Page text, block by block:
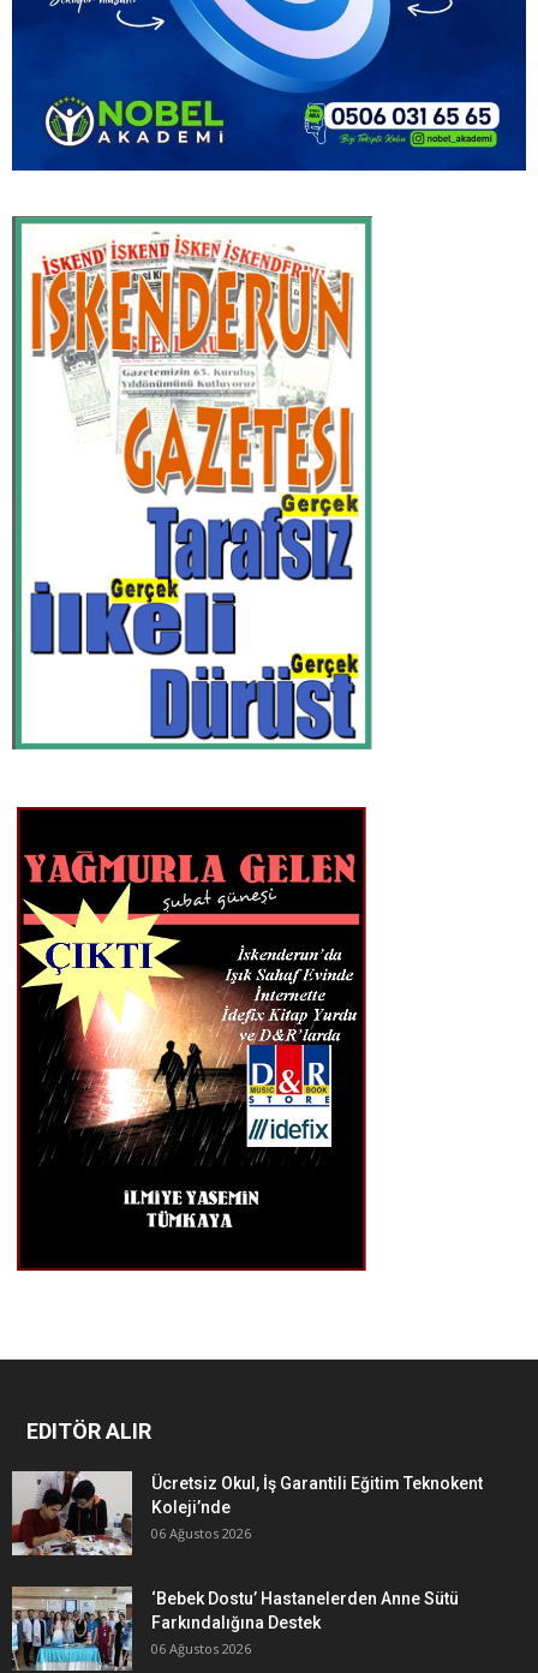
EDITÖR ALIR
Ücretsiz Okul, İş Garantili Eğitim Teknokent
Koleji’nde
06 Ağustos 2026
‘Bebek Dostu’ Hastanelerden Anne Sütü
Farkındalığına Destek
06 Ağustos 2026